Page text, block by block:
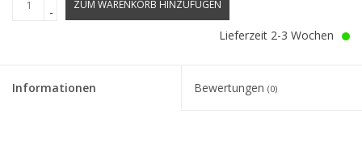
-
ZUM WARENKORB HINZUFÜGEN
Lieferzeit 2-3 Wochen
Informationen Bewertungen (0)